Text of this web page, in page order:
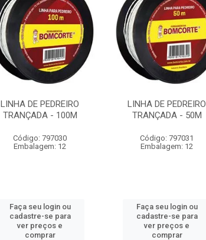
LINHA DE PEDREIRO
TRANÇADA - 100M
Código: 797030
Embalagem: 12
Faça seu login ou
cadastre-se para
ver preços e
comprar
LINHA DE PEDREIRO
TRANÇADA - 50M
Código: 797031
Embalagem: 12
Faça seu login ou
cadastre-se para
ver preços e
comprar